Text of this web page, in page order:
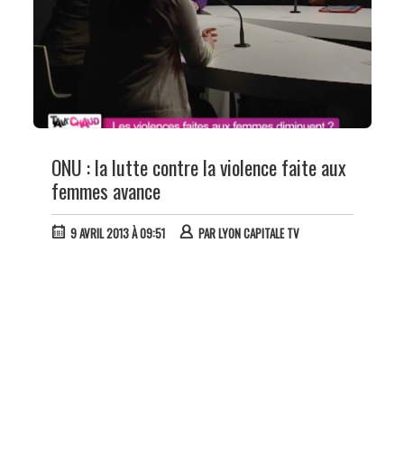
ONU : la lutte contre la violence faite aux
femmes avance
9 AVRIL 2013 À 09:51 PARLYON CAPITALE TV